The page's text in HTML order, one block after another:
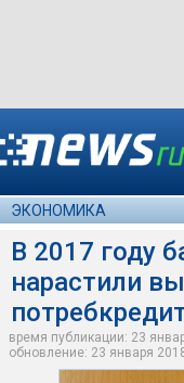
ЭКОНОМИКА
В 2017 году
нарастили
время публикации: 23
обновление: 23 января